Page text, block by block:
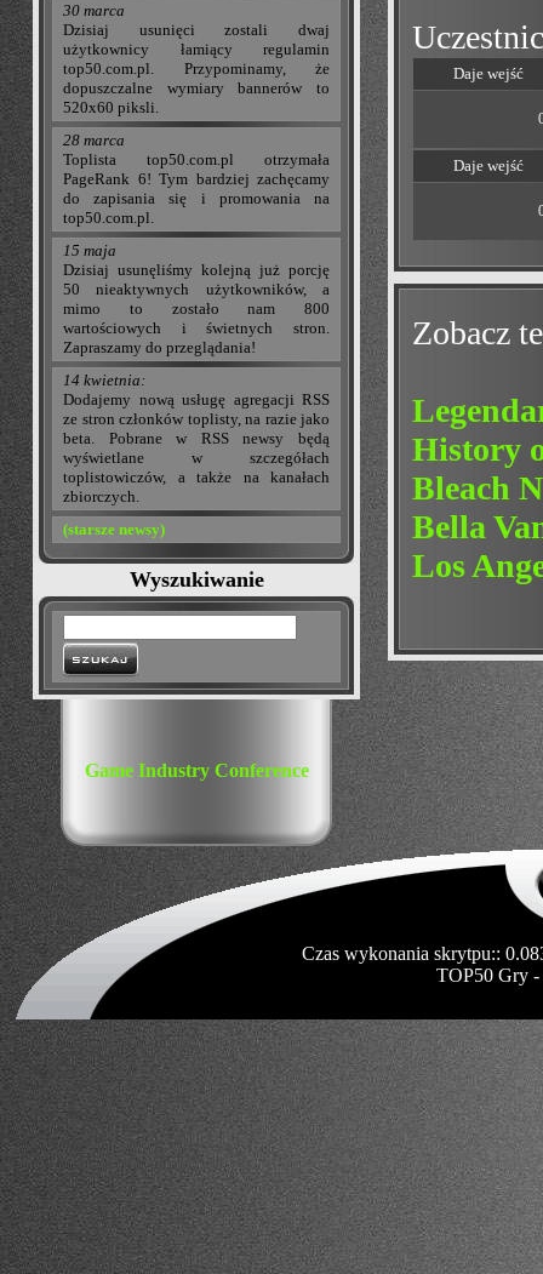
30 marca
Dzisiaj usunięci zostali dwaj
użytkownicy łamiący regulamin
top50.com.pl. Przypominamy, że
dopuszczalne wymiary bannerów to
520x60 piksli.
28 marca
Toplista top50.com.pl otrzymała
PageRank 6! Tym bardziej zachęcamy
do zapisania się i promowania na
top50.com.pl.
15 maja
Dzisiaj usunęliśmy kolejną już porcję
50 nieaktywnych użytkowników, a
mimo to zostało nam 800
wartościowych i świetnych stron.
Zapraszamy do przeglądania!
14 kwietnia:
Dodajemy nową usługę agregacji RSS
ze stron członków toplisty, na razie jako
beta. Pobrane w RSS newsy będą
wyświetlane w szczegółach
toplistowiczów, a także na kanałach
zbiorczych.
(starsze newsy)
Wyszukiwanie
Game Industry Conference
Daje wejść
Daje wejść
Zobacz
History
Bleach
Bella
Los
Czas wykonania skrytpu::
TOP50 Gry